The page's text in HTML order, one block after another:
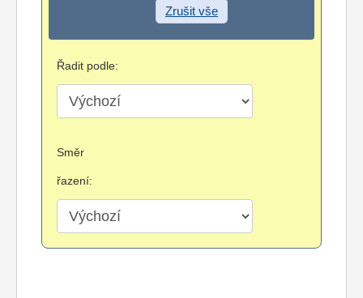
Zrušit vše
Řadit podle:
Směr
řazení: